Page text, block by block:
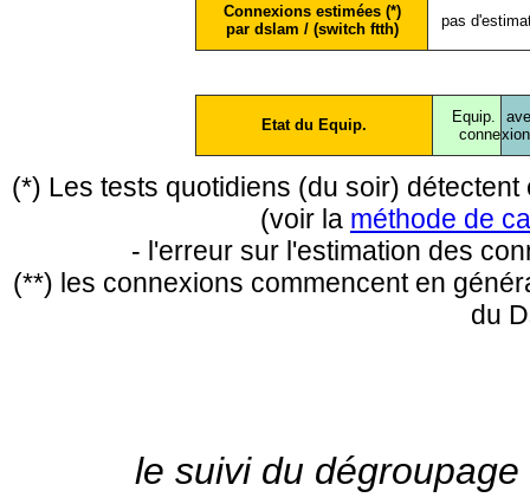
Connexions estimées (*)
par dslam / (switch ftth)
pas
Etat du Equip.
Equip.
conne
(*) Les tests quotidiens (du soir)
(voir la méthode de
- l'erreur sur l'estimation des
(**) les connexions commencent en
du
le suivi du